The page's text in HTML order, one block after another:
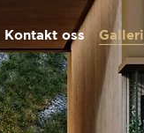
Kontakt oss Galleri